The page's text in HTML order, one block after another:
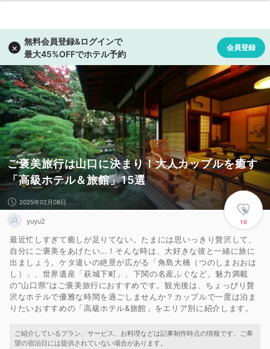
ご褒美旅行は山口に決まり！大人カップルを癒す
「高級ホテル＆旅館」15選
10
2025年02月08日
yuyu2
最近忙しすぎて癒しが足りてない。たまには思いっきり贅沢して、
自分にご褒美をあげたい…！そんな時は、大好きな彼と一緒に旅に
出ましょう。ケタ違いの絶景が広がる「角島大橋（つのしまおおは
し）」、世界遺産「萩城下町」、下関の名産ふぐなど。魅力満載
の“山口県”はご褒美旅行におすすめです。観光後は、ちょっぴり贅
沢なホテルで優雅な時間を過ごしませんか？カップルで一度は泊ま
りたいおすすめの「高級ホテル&旅館」をエリア別に紹介します。